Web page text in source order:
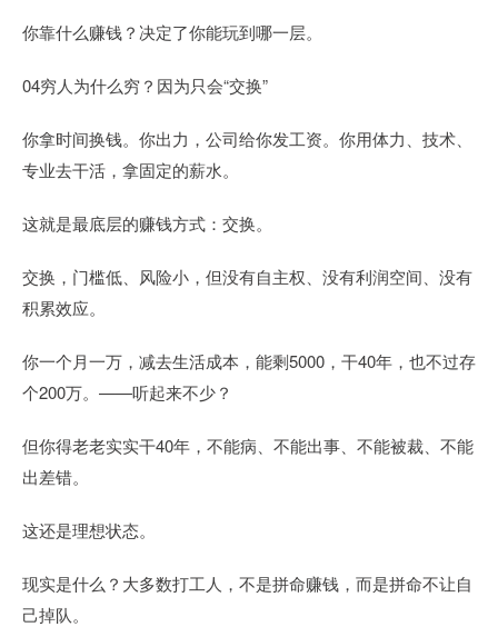
你靠什么赚钱？决定了你能玩到哪一层。
04穷人为什么穷？因为只会“交换”
你拿时间换钱。你出力，公司给你发工资。你用体力、技术、
专业去干活，拿固定的薪水。
这就是最底层的赚钱方式：交换。
交换，门槛低、风险小，但没有自主权、没有利润空间、没有
积累效应。
你一个月一万，减去生活成本，能剩5000，干40年，也不过存
个200万。——听起来不少？
但你得老老实实干40年，不能病、不能出事、不能被裁、不能
出差错。
这还是理想状态。
现实是什么？大多数打工人，不是拼命赚钱，而是拼命不让自
己掉队。